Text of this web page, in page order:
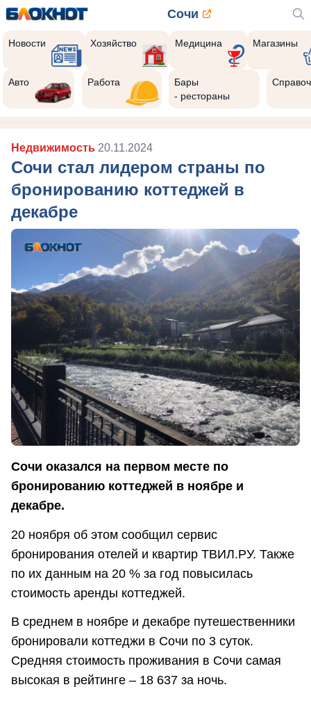
Сочи
Новости Хозяйство Медицина Магазины
Авто Работа
Бары
- рестораны
Недвижимость 20.11.2024
Сочи стал лидером страны по
бронированию коттеджей в
декабре
Сочи оказался на первом месте по
бронированию коттеджей в ноябре и
декабре.
20 ноября об этом сообщил сервис
бронирования отелей и квартир ТВИЛ.РУ. Также
по их данным на 20 % за год повысилась
стоимость аренды коттеджей.
В среднем в ноябре и декабре путешественники
бронировали коттеджи в Сочи по 3 суток.
Средняя стоимость проживания в Сочи самая
высокая в рейтинге – 18 637 за ночь.